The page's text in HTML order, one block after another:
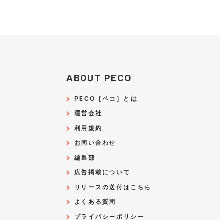
ABOUT PECO
PECO［ペコ］とは
運営会社
利用規約
お問い合わせ
編集部
広告掲載について
リリースの送付はこちら
よくある質問
プライバシーポリシー